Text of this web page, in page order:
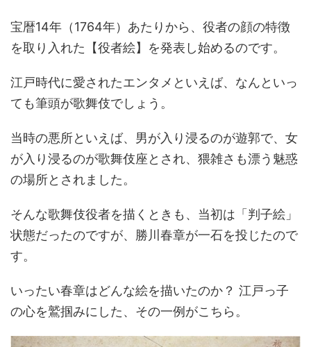
宝暦14年（1764年）あたりから、役者の顔の特徴
を取り入れた【役者絵】を発表し始めるのです。
江戸時代に愛されたエンタメといえば、なんといっ
ても筆頭が歌舞伎でしょう。
当時の悪所といえば、男が入り浸るのが遊郭で、女
が入り浸るのが歌舞伎座とされ、猥雑さも漂う魅惑
の場所とされました。
そんな歌舞伎役者を描くときも、当初は「判子絵」
状態だったのですが、勝川春章が一石を投じたので
す。
いったい春章はどんな絵を描いたのか？ 江戸っ子
の心を鷲掴みにした、その一例がこちら。